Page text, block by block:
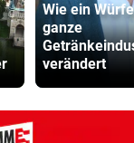
Wie ein
ganze
verändert